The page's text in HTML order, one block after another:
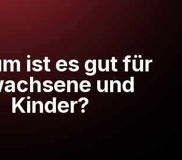
ist es gut für
und
Kinder?